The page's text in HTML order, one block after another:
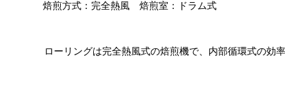
焙煎方式：完全熱風 焙煎室：ドラム式
ローリングは完全熱風式の焙煎機で、内部循環式の効